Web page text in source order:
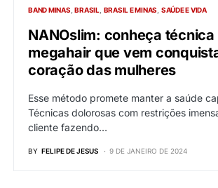
BAND MINAS BRASIL BRASIL E MINAS SAÚDE E VIDA
NANOslim: conheça técnica
megahair que vem
coração das mulheres
Esse método promete manter a saúde
Técnicas dolorosas com restrições
cliente fazendo…
BY FELIPE DE JESUS 9 DE JANEIRO DE 2024